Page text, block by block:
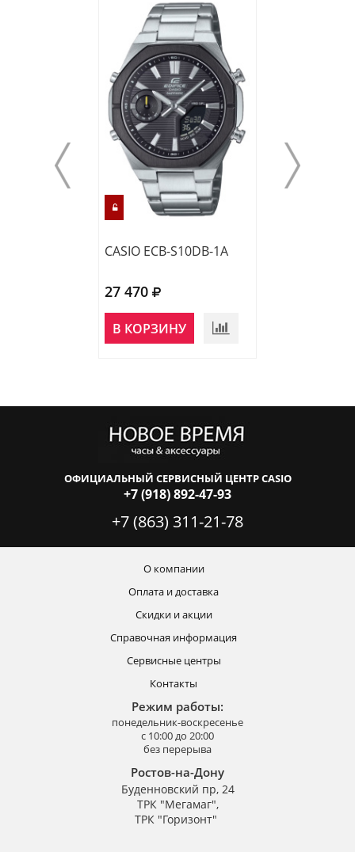
CASIO ECB-S10DB-1A
27 470
В КОРЗИНУ
ОФИЦИАЛЬНЫЙ СЕРВИСНЫЙ ЦЕНТР CASIO
+7 (918) 892-47-93
+7 (863) 311-21-78
О компании
Оплата и доставка
Скидки и акции
Справочная информация
Сервисные центры
Контакты
Режим работы:
понедельник-воскресенье
с 10:00 до 20:00
без перерыва
Ростов-на-Дону
Буденновский пр, 24
ТРК "Мегамаг",
ТРК "Горизонт"